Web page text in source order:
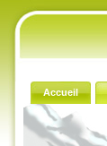
Accueil